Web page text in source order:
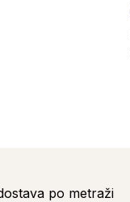
po metraži